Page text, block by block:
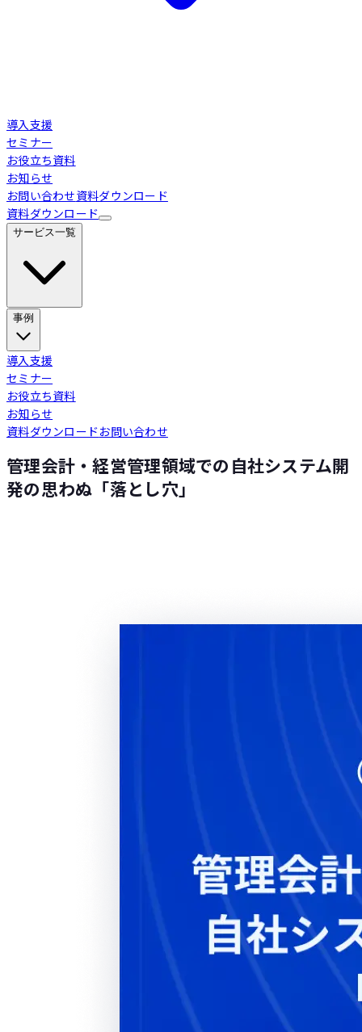
導入支援
セミナー
お役立ち資料
お知らせ
お問い合わせ資料ダウンロード
資料ダウンロード
サービス一覧
Loglass 経営管理
Loglass 人員計画
Loglass 設備投資計画
事例
導入事例
導入支援
セミナー
お役立ち資料
お知らせ
資料ダウンロードお問い合わせ
管理会計・経営管理領域での自社システム開
発の思わぬ「落とし穴」